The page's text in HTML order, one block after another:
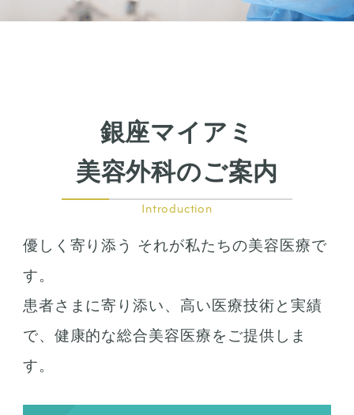
銀座マイアミ
美容外科のご案内
Introduction
優しく寄り添う それが私たちの美容医療で
す。
患者さまに寄り添い、高い医療技術と実績
で、健康的な総合美容医療をご提供しま
す。